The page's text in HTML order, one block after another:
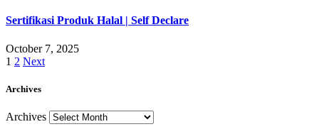
Sertifikasi Produk Halal | Self Declare
October 7, 2025
1 2 Next
Archives
Archives